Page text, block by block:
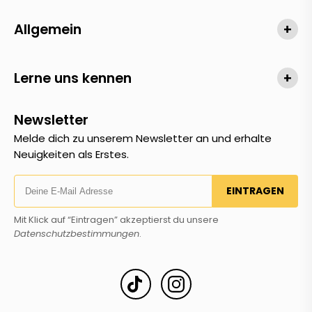
Allgemein +
Lerne uns kennen +
Newsletter
Melde dich zu unserem Newsletter an und erhalte
Neuigkeiten als Erstes.
EINTRAGEN
Mit Klick auf “Eintragen” akzeptierst du unsere
Datenschutzbestimmungen.